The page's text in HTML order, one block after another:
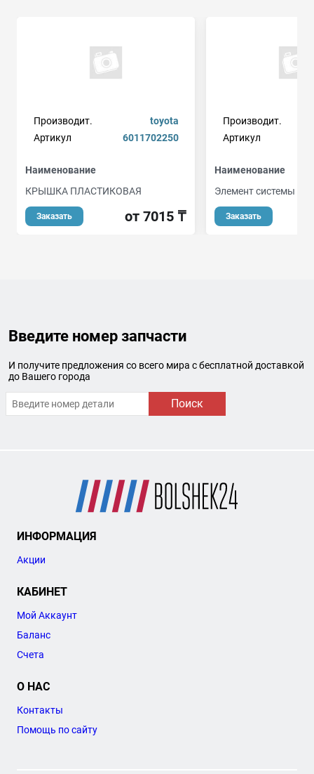
Производит.
toyota
Артикул
6011702250
Наименование
КРЫШКА ПЛАСТИКОВАЯ
Заказать от 7015 ₸
Производит.
Артикул
Наименование
Элемент системы
Заказать
Введите номер запчасти
И получите предложения со всего мира с бесплатной доставкой
до Вашего города
Поиск
ИНФОРМАЦИЯ
Акции
КАБИНЕТ
Мой Аккаунт
Баланс
Счета
О НАС
Контакты
Помощь по сайту